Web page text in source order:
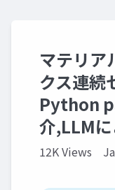
マテリア
クス連続
Python
介,LLM
12K Views